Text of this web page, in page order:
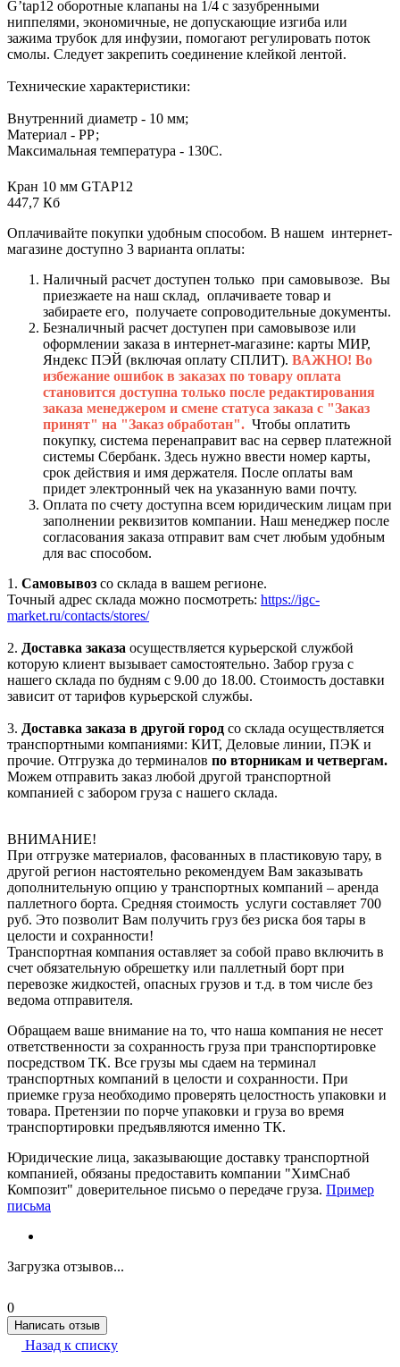
G’tap12 оборотные клапаны на 1/4 с зазубренными
ниппелями, экономичные, не допускающие изгиба или
зажима трубок для инфузии, помогают регулировать поток
смолы. Следует закрепить соединение клейкой лентой.
Технические характеристики:
Внутренний диаметр - 10 мм;
Материал - РР;
Максимальная температура - 130С.
Кран 10 мм GTAP12
447,7 Кб
Оплачивайте покупки удобным способом. В нашем интернет-
магазине доступно 3 варианта оплаты:
Наличный расчет доступен только при самовывозе. Вы
приезжаете на наш склад, оплачиваете товар и
забираете его, получаете сопроводительные документы.
Безналичный расчет доступен при самовывозе или
оформлении заказа в интернет-магазине: карты МИР,
Яндекс ПЭЙ (включая оплату СПЛИТ). ВАЖНО! Во
избежание ошибок в заказах по товару оплата
становится доступна только после редактирования
заказа менеджером и смене статуса заказа с "Заказ
принят" на "Заказ обработан". Чтобы оплатить
покупку, система перенаправит вас на сервер платежной
системы Сбербанк. Здесь нужно ввести номер карты,
срок действия и имя держателя. После оплаты вам
придет электронный чек на указанную вами почту.
Оплата по счету доступна всем юридическим лицам при
заполнении реквизитов компании. Наш менеджер после
согласования заказа отправит вам счет любым удобным
для вас способом.
1. Самовывоз со склада в вашем регионе.
Точный адрес склада можно посмотреть: https://igc-
market.ru/contacts/stores/
2. Доставка заказа осуществляется курьерской службой
которую клиент вызывает самостоятельно. Забор груза с
нашего склада по будням с 9.00 до 18.00. Стоимость доставки
зависит от тарифов курьерской службы.
3. Доставка заказа в другой город со склада осуществляется
транспортными компаниями: КИТ, Деловые линии, ПЭК и
прочие. Отгрузка до терминалов по вторникам и четвергам.
Можем отправить заказ любой другой транспортной
компанией с забором груза с нашего склада.
ВНИМАНИЕ!
При отгрузке материалов, фасованных в пластиковую тару, в
другой регион настоятельно рекомендуем Вам заказывать
дополнительную опцию у транспортных компаний – аренда
паллетного борта. Средняя стоимость услуги составляет 700
руб. Это позволит Вам получить груз без риска боя тары в
целости и сохранности!
Транспортная компания оставляет за собой право включить в
счет обязательную обрешетку или паллетный борт при
перевозке жидкостей, опасных грузов и т.д. в том числе без
ведома отправителя.
Обращаем ваше внимание на то, что наша компания не несет
ответственности за сохранность груза при транспортировке
посредством ТК. Все грузы мы сдаем на терминал
транспортных компаний в целости и сохранности. При
приемке груза необходимо проверять целостность упаковки и
товара. Претензии по порче упаковки и груза во время
транспортировки предъявляются именно ТК.
Юридические лица, заказывающие доставку транспортной
компанией, обязаны предоставить компании "ХимСнаб
Композит" доверительное письмо о передаче груза. Пример
письма
Загрузка отзывов...
0
Написать отзыв
Назад к списку